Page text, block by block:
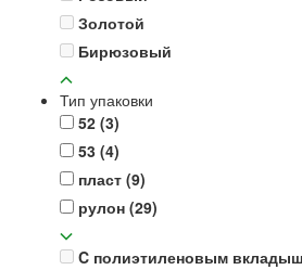
Золотой
Бирюзовый
Тип упаковки
52 (3)
53 (4)
пласт (9)
рулон (29)
C полиэтиленовым